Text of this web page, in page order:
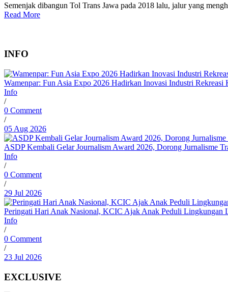
Semenjak dibangun Tol Trans Jawa pada 2018 lalu, jalur yang
Read More
INFO
Wamenpar: Fun Asia Expo 2026 Hadirkan Inovasi Industri Rekreasi
Info
/
0 Comment
/
05 Aug 2026
ASDP Kembali Gelar Journalism Award 2026, Dorong Jurnalisme
Info
/
0 Comment
/
29 Jul 2026
Peringati Hari Anak Nasional, KCIC Ajak Anak Peduli Lingkungan
Info
/
0 Comment
/
23 Jul 2026
EXCLUSIVE